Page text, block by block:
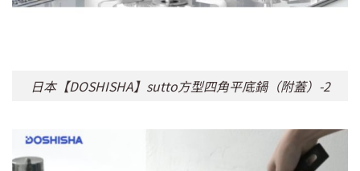
日本【DOSHISHA】sutto方型四角平底鍋（附蓋）-2